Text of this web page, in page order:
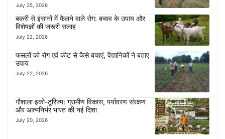
July 25, 2026
बकरी से इंसानों में फैलने वाले रोग: बचाव के उपाय और
विशेषज्ञों की जरूरी सलाह
July 22, 2026
फसलों को रोग एवं कीट से कैसे बचाएं, वैज्ञानिकों ने बताए
उपाय
July 22, 2026
गौशाला इको-टूरिज्म: ग्रामीण विकास, पर्यावरण संरक्षण
और आत्मनिर्भर भारत की नई दिशा
July 20, 2026